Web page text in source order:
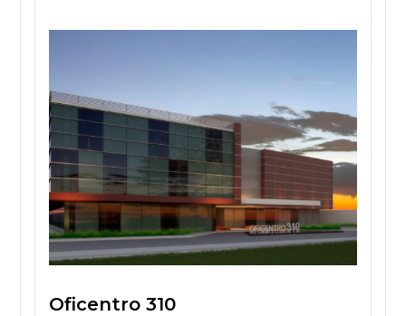
Oficentro 310